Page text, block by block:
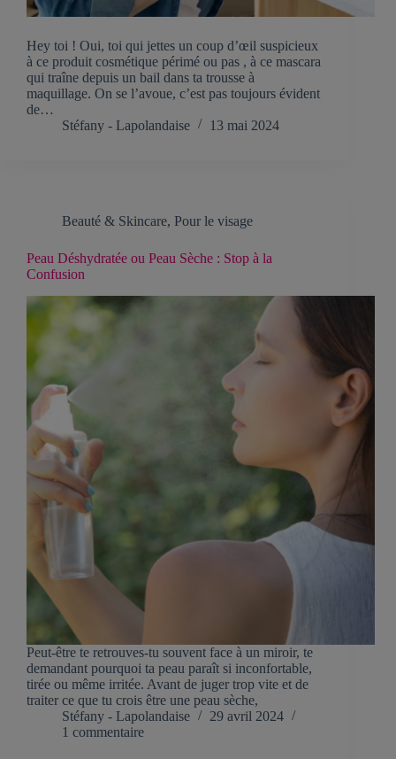
Hey toi ! Oui, toi qui jettes un coup d’œil suspicieux
à ce produit cosmétique périmé ou pas , à ce mascara
qui traîne depuis un bail dans ta trousse à
maquillage. On se l’avoue, c’est pas toujours évident
de…
Stéfany - Lapolandaise
13 mai 2024
Beauté & Skincare, Pour le visage
Peau Déshydratée ou Peau Sèche : Stop à la
Confusion
Peut-être te retrouves-tu souvent face à un miroir, te
demandant pourquoi ta peau paraît si inconfortable,
tirée ou même irritée. Avant de juger trop vite et de
traiter ce que tu crois être une peau sèche,
Stéfany - Lapolandaise
29 avril 2024
1 commentaire